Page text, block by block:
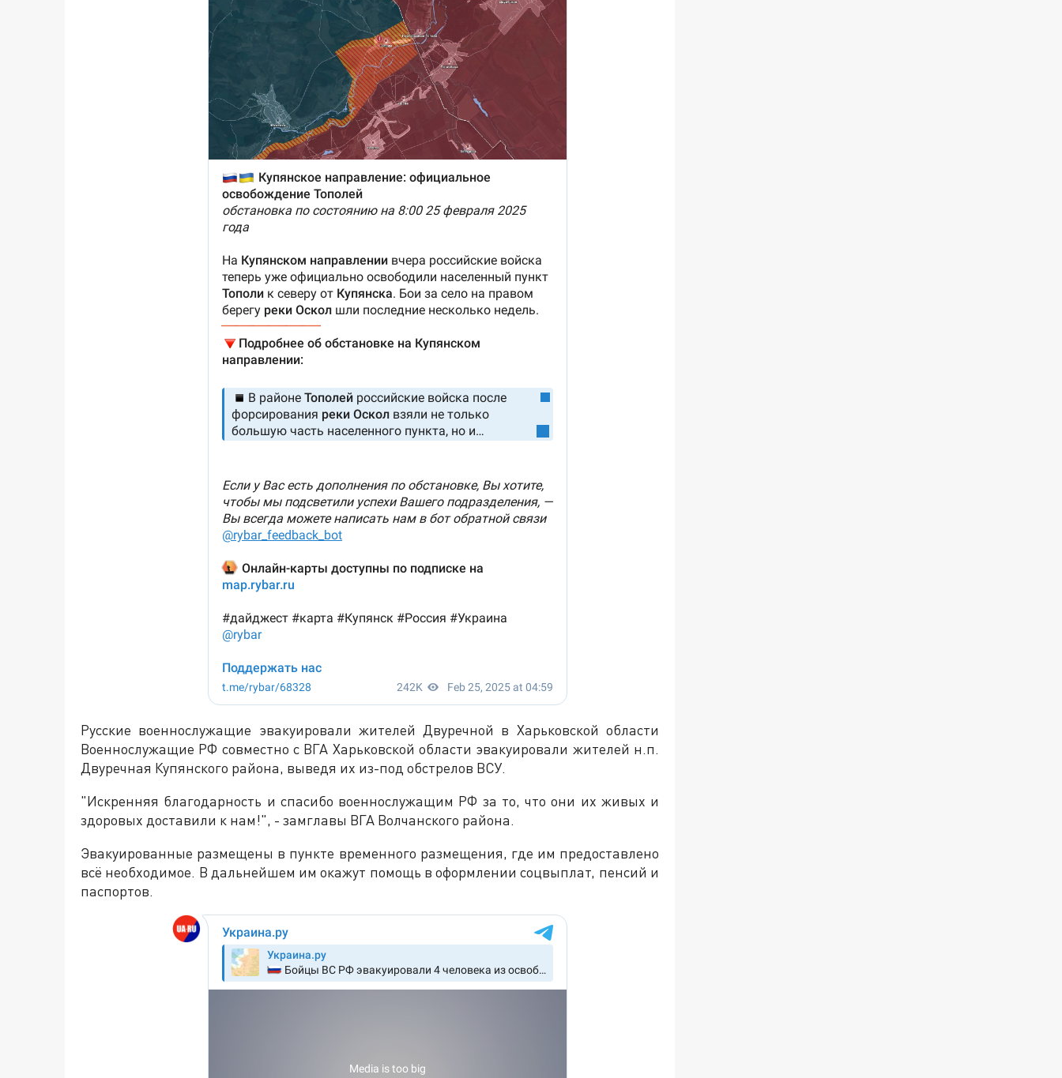
Русские военнослужащие эвакуировали жителей Двуречной в Харьковской области
Военнослужащие РФ совместно с ВГА Харьковской области эвакуировали жителей н.п.
Двуречная Купянского района, выведя их из-под обстрелов ВСУ.
"Искренняя благодарность и спасибо военнослужащим РФ за то, что они их живых и
здоровых доставили к нам!", - замглавы ВГА Волчанского района.
Эвакуированные размещены в пункте временного размещения, где им предоставлено
всё необходимое. В дальнейшем им окажут помощь в оформлении соцвыплат, пенсий и
паспортов.